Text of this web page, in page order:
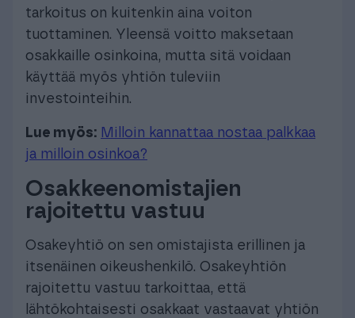
tarkoitus on kuitenkin aina voiton
tuottaminen. Yleensä voitto maksetaan
osakkaille osinkoina, mutta sitä voidaan
käyttää myös yhtiön tuleviin
investointeihin.
Lue myös: Milloin kannattaa nostaa palkkaa
ja milloin osinkoa?
Osakkeenomistajien
rajoitettu vastuu
Osakeyhtiö on sen omistajista erillinen ja
itsenäinen oikeushenkilö. Osakeyhtiön
rajoitettu vastuu tarkoittaa, että
lähtökohtaisesti osakkaat vastaavat yhtiön